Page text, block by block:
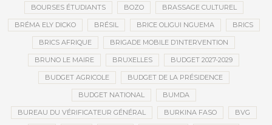
BOURSES ÉTUDIANTS BOZO BRASSAGE CULTUREL
BRÉMA ELY DICKO BRÉSIL BRICE OLIGUI NGUEMA BRICS
BRICS AFRIQUE BRIGADE MOBILE D’INTERVENTION
BRUNO LE MAIRE BRUXELLES BUDGET 2027-2029
BUDGET AGRICOLE BUDGET DE LA PRÉSIDENCE
BUDGET NATIONAL BUMDA
BUREAU DU VÉRIFICATEUR GÉNÉRAL BURKINA FASO BVG